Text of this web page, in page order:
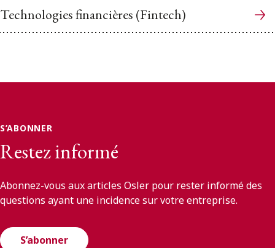
Technologies financières (Fintech)
S’ABONNER
Restez informé
Abonnez-vous aux articles Osler pour rester informé des
questions ayant une incidence sur votre entreprise.
S’abonner